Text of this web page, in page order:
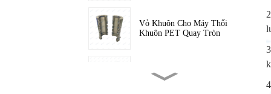
Vỏ Khuôn Cho Máy Thổi
Khuôn PET Quay Tròn
Khuôn Thổi CSD 300ml